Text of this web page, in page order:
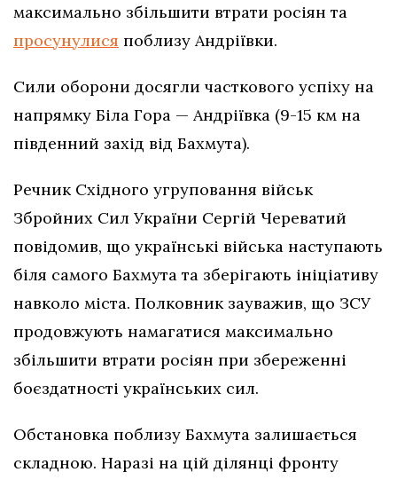
максимально збільшити втрати росіян та
просунулися поблизу Андріївки.
Сили оборони досягли часткового успіху на
напрямку Біла Гора — Андріївка (9-15 км на
південний захід від Бахмута).
Речник Східного угруповання військ
Збройних Сил України Сергій Череватий
повідомив, що українські війська наступають
біля самого Бахмута та зберігають ініціативу
навколо міста. Полковник зауважив, що ЗСУ
продовжують намагатися максимально
збільшити втрати росіян при збереженні
боєздатності українських сил.
Обстановка поблизу Бахмута залишається
складною. Наразі на цій ділянці фронту